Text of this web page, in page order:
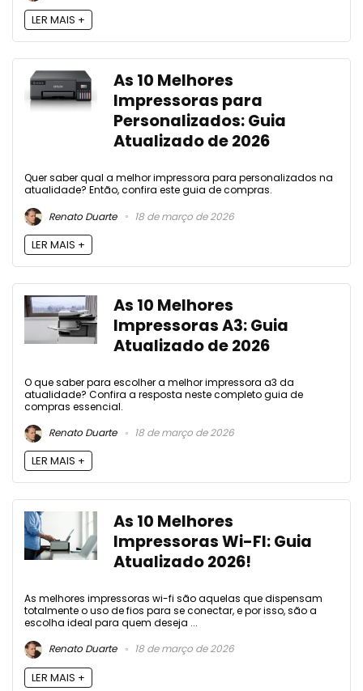
LER MAIS +
As 10 Melhores
Impressoras para
Personalizados: Guia
Atualizado de 2026
Quer saber qual a melhor impressora para personalizados na
atualidade? Então, confira este guia de compras.
Renato Duarte
18 de março de 2026
LER MAIS +
As 10 Melhores
Impressoras A3: Guia
Atualizado de 2026
O que saber para escolher a melhor impressora a3 da
atualidade? Confira a resposta neste completo guia de
compras essencial.
Renato Duarte
18 de março de 2026
LER MAIS +
As 10 Melhores
Impressoras Wi-FI: Guia
Atualizado 2026!
As melhores impressoras wi-fi são aquelas que dispensam
totalmente o uso de fios para se conectar, e por isso, são a
escolha ideal para quem deseja ...
Renato Duarte
18 de março de 2026
LER MAIS +